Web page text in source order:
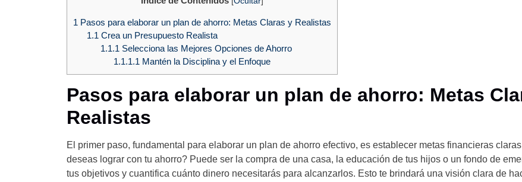
1 Pasos para elaborar un plan de ahorro: Metas Claras y Realistas
1.1 Crea un Presupuesto Realista
1.1.1 Selecciona las Mejores Opciones de Ahorro
1.1.1.1 Mantén la Disciplina y el Enfoque
Pasos para elaborar un plan de ahorro: Metas
Realistas
El primer paso, fundamental para elaborar un plan de ahorro efectivo, es establecer metas financieras
deseas lograr con tu ahorro? Puede ser la compra de una casa, la educación de tus hijos o un fondo de
tus objetivos y cuantifica cuánto dinero necesitarás para alcanzarlos. Esto te brindará una visión clara de